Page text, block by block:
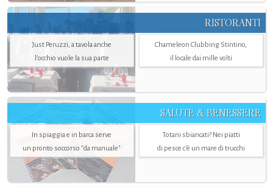
RISTORANTI
Just Peruzzi, a tavola anche
l’occhio vuole la sua parte
Chameleon Clubbing Stintino,
il locale dai mille volti
SALUTE & BENESSERE
In spiaggia e in barca serve
un pronto soccorso "da manuale"
Totani sbiancati? Nei piatti
di pesce c'è un mare di trucchi